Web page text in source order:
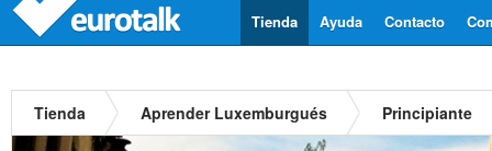
Contacto
Ayuda
Tienda
Tienda Aprender Luxemburgués Principiante